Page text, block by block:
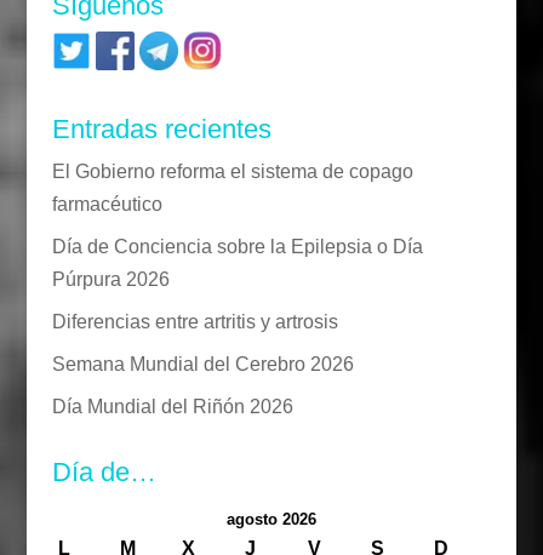
Entradas recientes
El Gobierno reforma el sistema de copago
farmacéutico
Día de Conciencia sobre la Epilepsia o Día
Púrpura 2026
Diferencias entre artritis y artrosis
Semana Mundial del Cerebro 2026
Día Mundial del Riñón 2026
Día de…
agosto 2026
L M X J V S
D